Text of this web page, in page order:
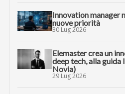
Innovation manager
nuove priorità
30 Lug 2026
Elemaster crea un
deep tech, alla guida
Novia)
29 Lug 2026